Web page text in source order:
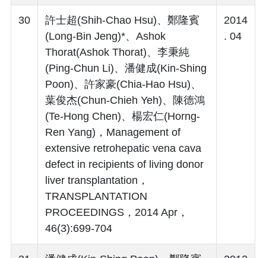
30
許士超(Shih-Chao Hsu)、鄭隆賓
(Long-Bin Jeng)*、Ashok
Thorat(Ashok Thorat)、李秉純
(Ping-Chun Li)、潘健成(Kin-Shing
Poon)、許家豪(Chia-Hao Hsu)、
葉俊杰(Chun-Chieh Yeh)、陳德鴻
(Te-Hong Chen)、楊宏仁(Horng-
Ren Yang)，Management of
extensive retrohepatic vena cava
defect in recipients of living donor
liver transplantation，
TRANSPLANTATION
PROCEEDINGS，2014 Apr，
46(3):699-704
2014
. 04